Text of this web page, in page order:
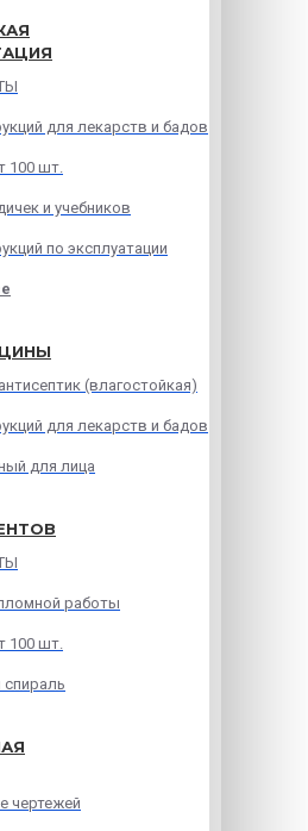
для лекарств и бадов
100 шт.
и учебников
по эксплуатации
(влагостойкая)
для лекарств и бадов
для лица
работы
100 шт.
чертежей